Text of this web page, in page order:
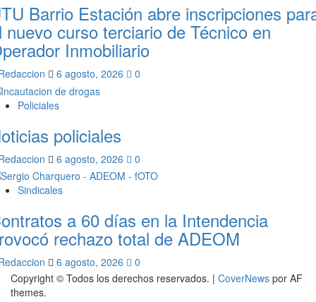
Barrio Estación abre inscripciones
nuevo curso terciario de Técnico en
Inmobiliario
6 agosto, 2026 0
Policiales
policiales
6 agosto, 2026 0
Sindicales
a 60 días en la Intendencia
rechazo total de ADEOM
6 agosto, 2026
0
Copyright © Todos los derechos reservados. | CoverNews por AF
themes.